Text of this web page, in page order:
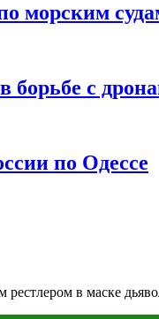
морским
борьбе с
по Одессе
в маске